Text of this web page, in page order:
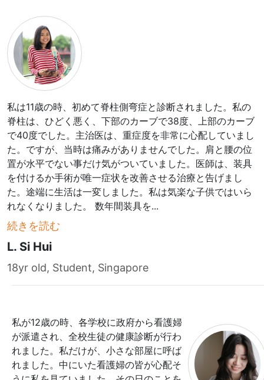
私は11歳の時、初めて脊柱側弯症と診断されました。私の
脊柱は、ひどく悪く、下部のカーブで38度、上部のカーブ
で40度でした。主治医は、重症度を非常に心配していまし
た。ですが、当時は痛みがありませんでした。肩と腰の位
置が水平でない事だけ気がついていました。医師は、装具
を付けるか手術が唯一症状を改善させる治療と告げまし
た。途端に生活は一変しました。私は気楽な子供ではいら
れなくなりました。 数年間装具を...
続きを読む
L. Si Hui
18yr old, Student, Singapore
私が12歳の時、各学校に政府から看護婦
が派遣され、全校生徒の健康診断が行わ
れました。私だけが、小さな部屋に呼ば
れました。中にいた看護婦の皆が心配そ